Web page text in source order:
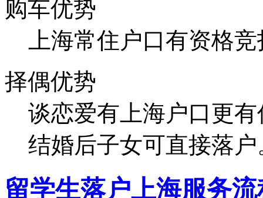
购车优势
上海常住户口有资格
择偶优势
谈恋爱有上海户口更有
结婚后子女可直接落户
留学生落户上海服务流